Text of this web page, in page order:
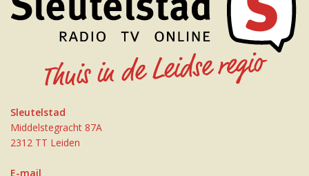
Sleutelstad
Middelstegracht 87A
2312 TT Leiden
E-mail